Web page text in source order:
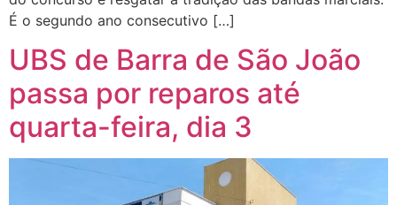
É o segundo ano consecutivo […]
UBS de Barra de São João
passa por reparos até
quarta-feira, dia 3